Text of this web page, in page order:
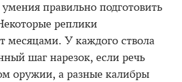
умения правильно подготовить
реплики
месяцами. У каждого ствола
шаг нарезок, если речь
оружии, а разные калибры